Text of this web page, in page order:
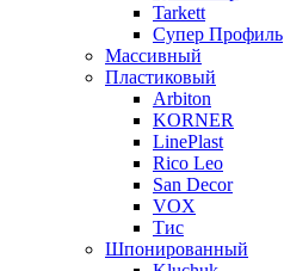
Tarkett
Супер Профиль
Массивный
Пластиковый
Arbiton
KORNER
LinePlast
Rico Leo
San Decor
VOX
Тис
Шпонированный